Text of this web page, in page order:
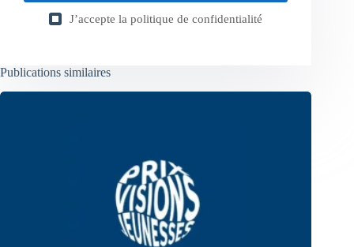
J’accepte la politique de confidentialité
Publications similaires